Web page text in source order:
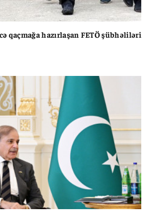
qaçmağa hazırlaşan FETÖ şübhəliləri